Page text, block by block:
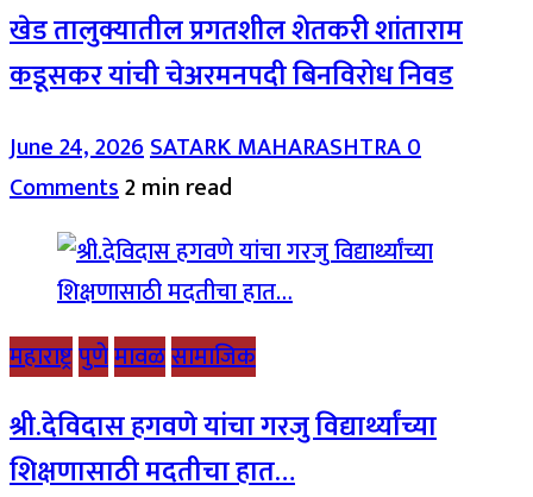
खेड तालुक्यातील प्रगतशील शेतकरी शांताराम
कडूसकर यांची चेअरमनपदी बिनविरोध निवड
June 24, 2026SATARK MAHARASHTRA0
Comments2 min read
महाराष्ट्रपुणेमावळसामाजिक
श्री.देविदास हगवणे यांचा गरजु विद्यार्थ्यांच्या
शिक्षणासाठी मदतीचा हात…